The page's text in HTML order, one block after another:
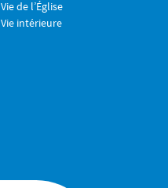
Vie de l’Église
Vie intérieure